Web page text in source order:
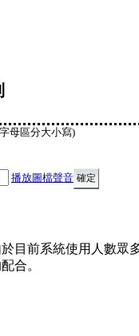
母區分大小寫)
播放圖檔聲音
目前系統使用人數眾
合。